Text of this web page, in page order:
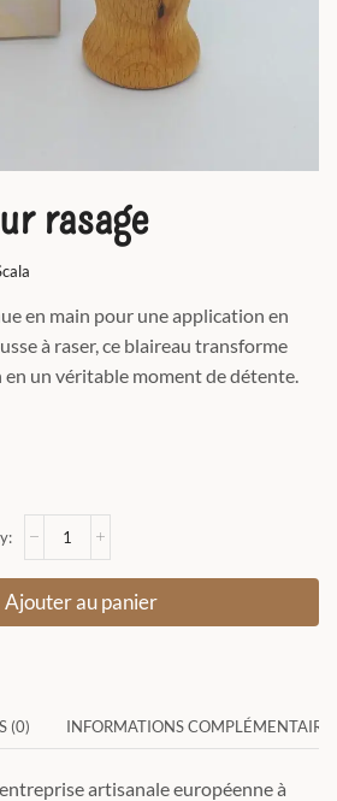
rasage
en main pour une application en
à raser, ce blaireau transforme
un véritable moment de détente.
Ajouter au panier
(0) INFORMATIONS
artisanale européenne à